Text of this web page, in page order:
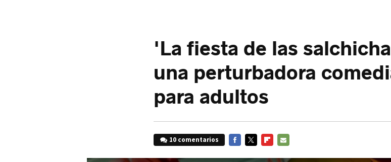
'La fiesta de las
una perturbadora
para adultos
10 comentarios